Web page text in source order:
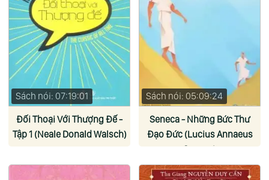
Sách nói: 07:19:01
Đối Thoại Với Thượng Đế -
Tập 1 (Neale Donald Walsch)
Sách nói: 05:09:24
Seneca - Những Bức Thư
Đạo Đức (Lucius Annaeus
Seneca)